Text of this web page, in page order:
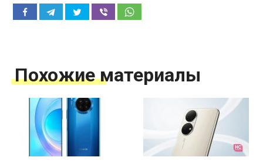
Похожие материалы